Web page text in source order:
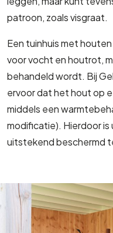
patroon, zoals visgraat.
Een tuinhuis met
voor vocht en houtrot,
behandeld wordt. Bij
ervoor dat het hout op
middels een
modificatie). Hierdoor is
uitstekend beschermd